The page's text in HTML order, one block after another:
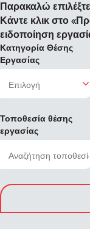
Παρακαλώ
Κάντε κλικ στο
ειδοποίηση
Κατηγορία Θέσης
Εργασίας
Τοποθεσία θέσης
εργασίας